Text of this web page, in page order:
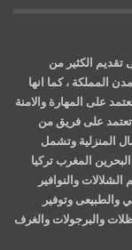
الكثير من
المملكة ، كما انها
على المهارة والامنة
تعتمد على فريق من
المنزلية وتشمل
المغرب تركيا
والنوافير
والطبيعى وتوفير
والبرجولات والغرف